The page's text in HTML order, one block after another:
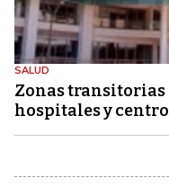
SALUD
Zonas transitorias
hospitales y